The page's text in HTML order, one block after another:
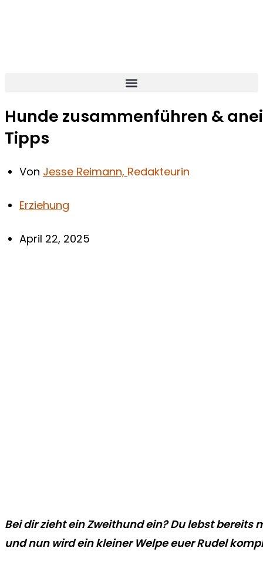
Hunde zusammenführen &
Tipps
Von Jesse Reimann, Redakteurin
Erziehung
April 22, 2025
Bei dir zieht einZweithundein? Du lebst bereits
und nun wird ein kleiner Welpe euer Rudel